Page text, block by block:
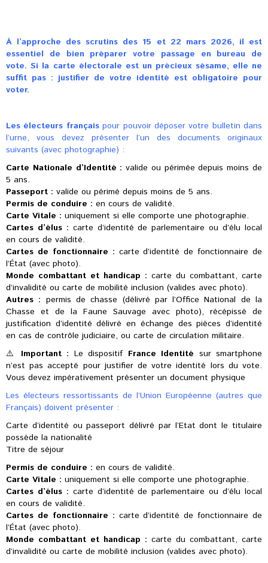
À l’approche des scrutins des 15 et 22 mars 2026, il est
essentiel de bien préparer votre passage en bureau de
vote. Si la carte électorale est un précieux sésame, elle ne
suffit pas : justifier de votre identité est obligatoire pour
voter.
Les électeurs françaispour pouvoir déposer votre bulletin dans
l’urne, vous devez présenter l’un des documents originaux
suivants (avec photographie) :
Carte Nationale d’Identité : valide ou périmée depuis moins de
5 ans.
Passeport : valide ou périmé depuis moins de 5 ans.
Permis de conduire : en cours de validité.
Carte Vitale : uniquement si elle comporte une photographie.
Cartes d’élus : carte d’identité de parlementaire ou d’élu local
en cours de validité.
Cartes de fonctionnaire : carte d’identité de fonctionnaire de
l’État (avec photo).
Monde combattant et handicap : carte du combattant, carte
d’invalidité ou carte de mobilité inclusion (valides avec photo).
Autres : permis de chasse (délivré par l’Office National de la
Chasse et de la Faune Sauvage avec photo), récépissé de
justification d’identité délivré en échange des pièces d’identité
en cas de contrôle judiciaire, ou carte de circulation militaire.
⚠️ Important : Le dispositif France Identité sur smartphone
n’est pas accepté pour justifier de votre identité lors du vote.
Vous devez impérativement présenter un document physique
Les électeurs ressortissants de l’Union Européenne (autres que
Français) doivent présenter :
Carte d’identité ou passeport délivré par l’Etat dont le titulaire
possède la nationalité
Titre de séjour
Permis de conduire : en cours de validité.
Carte Vitale : uniquement si elle comporte une photographie.
Cartes d’élus : carte d’identité de parlementaire ou d’élu local
en cours de validité.
Cartes de fonctionnaire : carte d’identité de fonctionnaire de
l’État (avec photo).
Monde combattant et handicap : carte du combattant, carte
d’invalidité ou carte de mobilité inclusion (valides avec photo).